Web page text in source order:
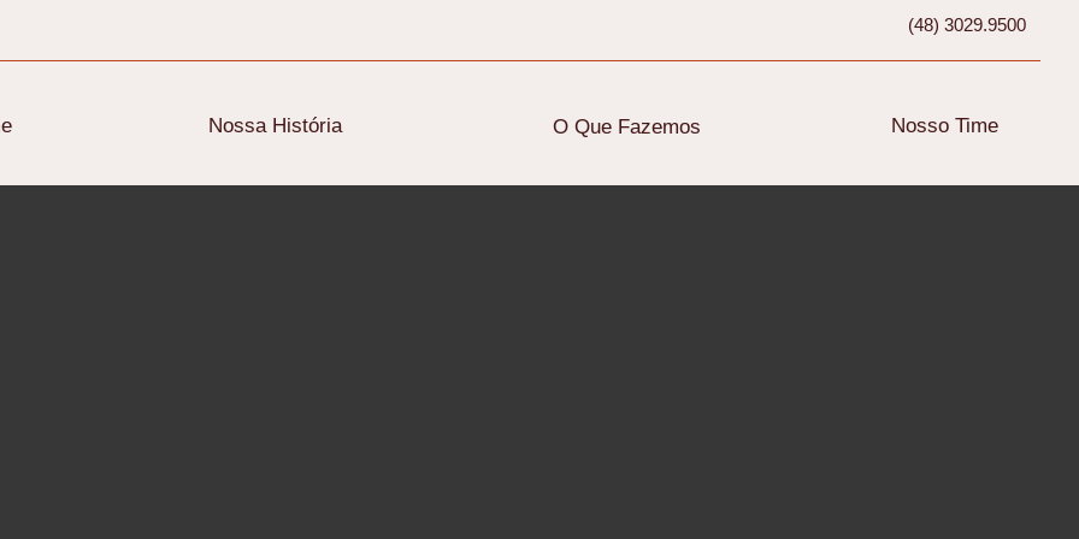
(48) 3029.9500
Nossa História O Que Fazemos Nosso Time